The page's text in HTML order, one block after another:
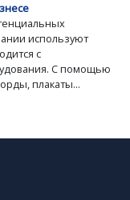
используют
с
С помощью
плакаты...